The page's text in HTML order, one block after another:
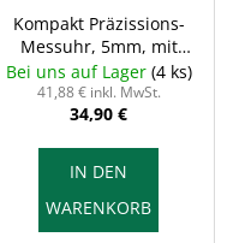
Kompakt Präzissions-
Messuhr, 5mm, mit
flacher Rückwand,
INSIZE 2311-5F
Bei uns auf Lager (4 ks)
41,88 € inkl. MwSt.
34,90 €
IN DEN
WARENKORB